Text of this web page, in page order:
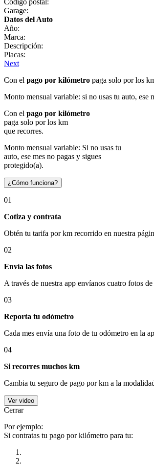
Garage:
Datos del Auto
Año:
Marca:
Descripción:
Placas:
Next
Con el pago por kilómetro paga solo por los
Monto mensual variable: si no usas tu auto, ese
Con el pago por kilómetro
paga solo por los km
que recorres.
Monto mensual variable: Si no usas tu
auto, ese mes no pagas y sigues
protegido(a).
¿Cómo funciona?
01
Cotiza y contrata
Obtén tu tarifa por km recorrido en nuestra
02
Envía las fotos
A través de nuestra app envíanos cuatro fotos
03
Reporta tu odómetro
Cada mes envía una foto de tu odómetro en la
04
Si recorres muchos km
Cambia tu seguro de pago por km a la
Ver video
Cerrar
Por ejemplo:
Si contratas tu pago por kilómetro para tu: